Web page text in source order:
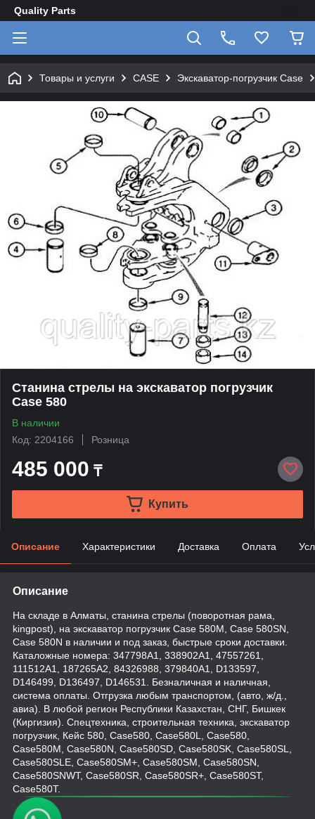
Quality Parts
Товары и услуги CASE Экскаватор-погрузчик Case
Станина стрелы на экскаватор погрузчик
Case 580
В наличии
Код: 2204166
Розница
485 000 ₸
Купить
Описание Характеристики Доставка Оплата
Описание
На складе в Алматы, станина стрелы (поворотная рама,
kingpost), на экскаватор погрузчик Case 580M, Case 580SN,
Case 580N в наличии и под заказ, быстрые сроки доставки.
Каталожные номера: 347798A1, 338902A1, 47557261,
111512A1, 187265A2, 84326988, 379840A1, D133597,
D146499, D136497, D146531. Безналичная и наличная,
система оплаты. Отгрузка любым транспортом, (авто, ж/д.,
авиа). В любой регион Республики Казахстан, СНГ, Бишкек
(Киргизия). Спецтехника, строительная техника, экскаватор
погрузчик, Кейс 580, Case580, Case580L, Case580,
Case580M, Case580N, Case580SD, Case580SK, Case580SL,
Case580SLE, Case580SM+, Case580SM, Case580SN,
Case580SNWT, Case580SR, Case580SR+, Case580ST,
Case580T.